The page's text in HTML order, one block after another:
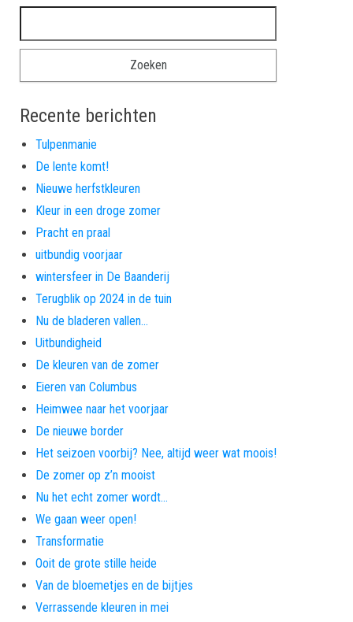
Recente berichten
Tulpenmanie
De lente komt!
Nieuwe herfstkleuren
Kleur in een droge zomer
Pracht en praal
uitbundig voorjaar
wintersfeer in De Baanderij
Terugblik op 2024 in de tuin
Nu de bladeren vallen…
Uitbundigheid
De kleuren van de zomer
Eieren van Columbus
Heimwee naar het voorjaar
De nieuwe border
Het seizoen voorbij? Nee, altijd weer wat moois!
De zomer op z’n mooist
Nu het echt zomer wordt…
We gaan weer open!
Transformatie
Ooit de grote stille heide
Van de bloemetjes en de bijtjes
Verrassende kleuren in mei